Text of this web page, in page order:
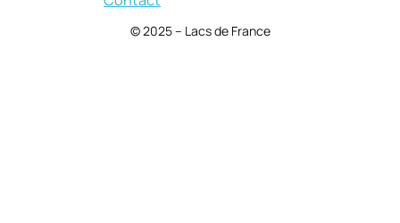
© 2025 – Lacs de France